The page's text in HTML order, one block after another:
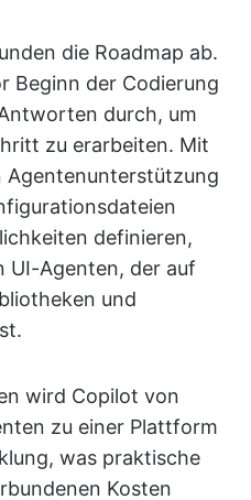
die Roadmap ab.
Beginn der Codierung
durch, um
zu erarbeiten. Mit
definieren,
UI-Agenten, der auf
und
wird Copilot von
zu einer Plattform
was praktische
Kosten